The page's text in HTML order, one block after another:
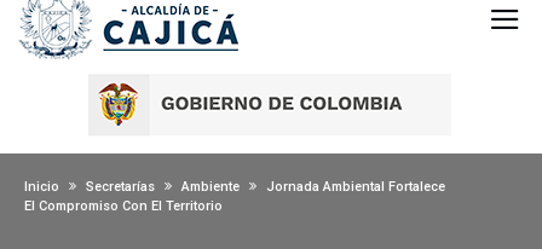
Inicio Secretarías Ambiente
Jornada Ambiental Fortalece
El Compromiso Con El Territorio